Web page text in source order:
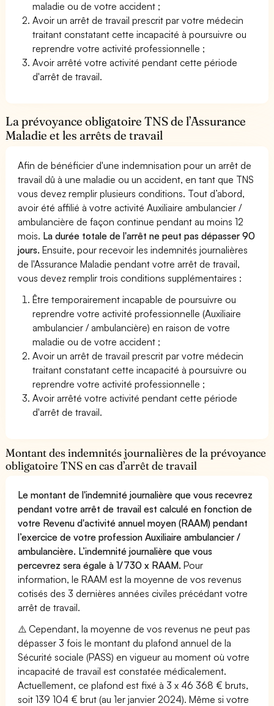
maladie ou de votre accident ;
Avoir un arrêt de travail prescrit par votre médecin
traitant constatant cette incapacité à poursuivre ou
reprendre votre activité professionnelle ;
Avoir arrêté votre activité pendant cette période
d'arrêt de travail.
La prévoyance obligatoire TNS de l’Assurance
Maladie et les arrêts de travail
Afin de bénéficier d'une indemnisation pour un arrêt de
travail dû à une maladie ou un accident, en tant que TNS
vous devez remplir plusieurs conditions. Tout d’abord,
avoir été affilié à votre activité Auxiliaire ambulancier /
ambulancière de façon continue pendant au moins 12
mois. La durée totale de l'arrêt ne peut pas dépasser 90
jours. Ensuite, pour recevoir les indemnités journalières
de l'Assurance Maladie pendant votre arrêt de travail,
vous devez remplir trois conditions supplémentaires :
Être temporairement incapable de poursuivre ou
reprendre votre activité professionnelle (Auxiliaire
ambulancier / ambulancière) en raison de votre
maladie ou de votre accident ;
Avoir un arrêt de travail prescrit par votre médecin
traitant constatant cette incapacité à poursuivre ou
reprendre votre activité professionnelle ;
Avoir arrêté votre activité pendant cette période
d'arrêt de travail.
Montant des indemnités journalières de la prévoyance
obligatoire TNS en cas d’arrêt de travail
Le montant de l'indemnité journalière que vous recevrez
pendant votre arrêt de travail est calculé en fonction de
votre Revenu d'activité annuel moyen (RAAM) pendant
l’exercice de votre profession Auxiliaire ambulancier /
ambulancière. L’indemnité journalière que vous
percevrez sera égale à 1/730 x RAAM. Pour
information, le RAAM est la moyenne de vos revenus
cotisés des 3 dernières années civiles précédant votre
arrêt de travail.
⚠️ Cependant, la moyenne de vos revenus ne peut pas
dépasser 3 fois le montant du plafond annuel de la
Sécurité sociale (PASS) en vigueur au moment où votre
incapacité de travail est constatée médicalement.
Actuellement, ce plafond est fixé à 3 x 46 368 € bruts,
soit 139 104 € brut (au 1er janvier 2024). Même si votre